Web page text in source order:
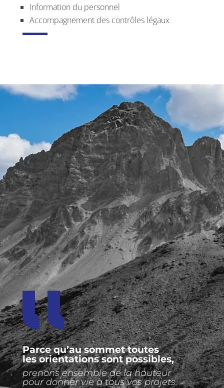
Information du personnel
Accompagnement des contrôles légaux
Parce qu’au sommet toutes
les orientations sont possibles,
prenons ensemble de la hauteur
pour donner vie à tous vos projets.